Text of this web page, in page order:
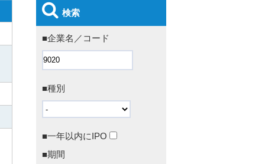
検索
■企業名／コード
■種別
■一年以内にIPO
■期間